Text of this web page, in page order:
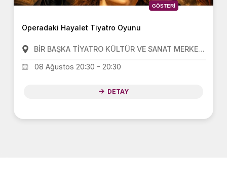
GÖSTERI
Operadaki Hayalet Tiyatro Oyunu
BİR BAŞKA TİYATRO KÜLTÜR VE SANAT MERKEZİ(BBT)
08 Ağustos 20:30 - 20:30
DETAY